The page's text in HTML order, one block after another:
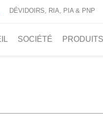
DÉVIDOIRS, RIA, PIA & PNP
SOCIÉTÉ PRODUITS